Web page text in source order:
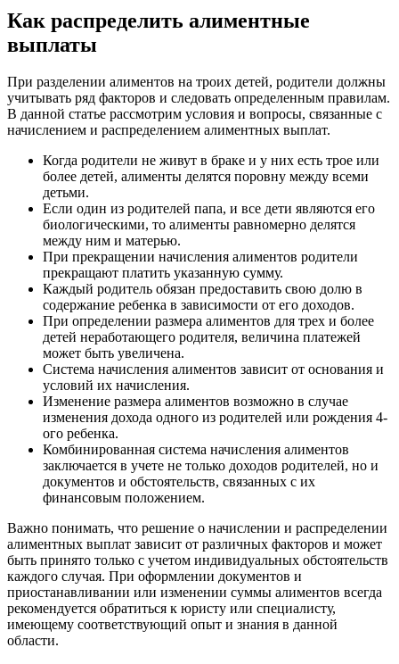
Как распределить алиментные
выплаты
При разделении алиментов на троих детей, родители должны
учитывать ряд факторов и следовать определенным правилам.
В данной статье рассмотрим условия и вопросы, связанные с
начислением и распределением алиментных выплат.
Когда родители не живут в браке и у них есть трое или
более детей, алименты делятся поровну между всеми
детьми.
Если один из родителей папа, и все дети являются его
биологическими, то алименты равномерно делятся
между ним и матерью.
При прекращении начисления алиментов родители
прекращают платить указанную сумму.
Каждый родитель обязан предоставить свою долю в
содержание ребенка в зависимости от его доходов.
При определении размера алиментов для трех и более
детей неработающего родителя, величина платежей
может быть увеличена.
Система начисления алиментов зависит от основания и
условий их начисления.
Изменение размера алиментов возможно в случае
изменения дохода одного из родителей или рождения 4-
ого ребенка.
Комбинированная система начисления алиментов
заключается в учете не только доходов родителей, но и
документов и обстоятельств, связанных с их
финансовым положением.
Важно понимать, что решение о начислении и распределении
алиментных выплат зависит от различных факторов и может
быть принято только с учетом индивидуальных обстоятельств
каждого случая. При оформлении документов и
приостанавливании или изменении суммы алиментов всегда
рекомендуется обратиться к юристу или специалисту,
имеющему соответствующий опыт и знания в данной
области.